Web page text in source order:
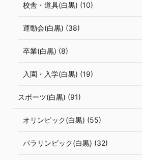
校舎・道具(白黒) (10)
運動会(白黒) (38)
卒業(白黒) (8)
入園・入学(白黒) (19)
スポーツ(白黒) (91)
オリンピック(白黒) (55)
パラリンピック(白黒) (32)